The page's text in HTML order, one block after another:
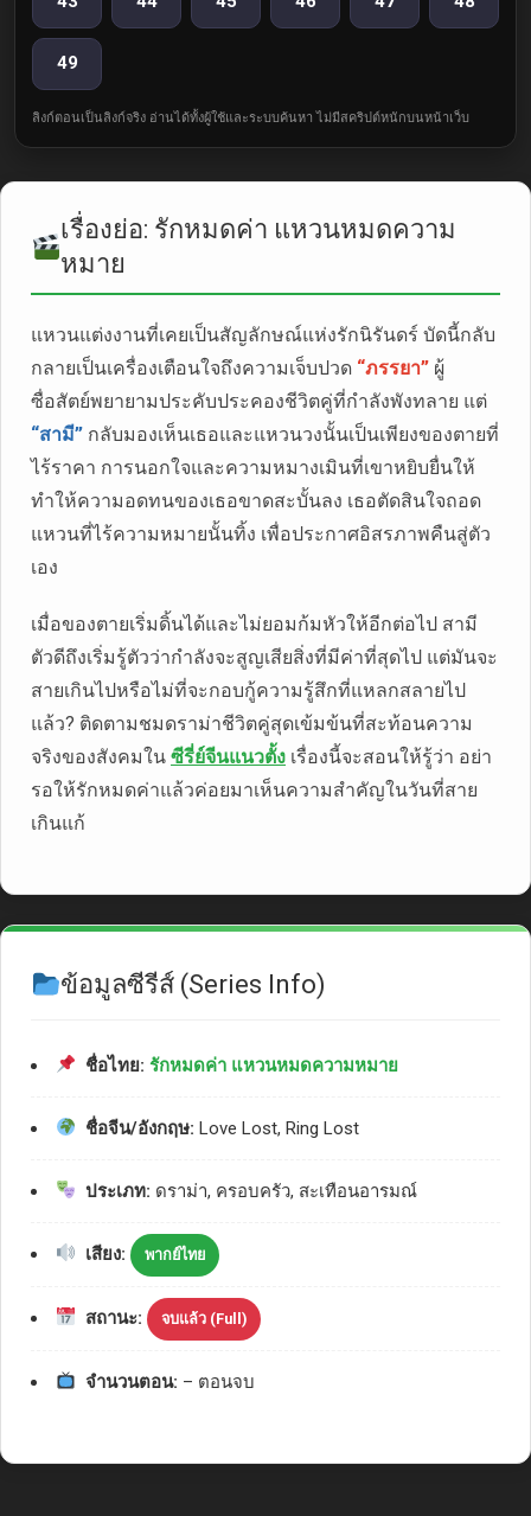
49
ลิงก์ตอนเป็นลิงก์จริง อ่านได้ทั้งผู้ใช้และระบบค้นหา ไม่มีสคริปต์หนักบนหน้าเว็บ
เรื่องย่อ: รักหมดค่า แหวนหมดความ
หมาย
แหวนแต่งงานที่เคยเป็นสัญลักษณ์แห่งรักนิรันดร์ บัดนี้กลับ
กลายเป็นเครื่องเตือนใจถึงความเจ็บปวด “ภรรยา” ผู้
ซื่อสัตย์พยายามประคับประคองชีวิตคู่ที่กำลังพังทลาย แต่
“สามี” กลับมองเห็นเธอและแหวนวงนั้นเป็นเพียงของตายที่
ไร้ราคา การนอกใจและความหมางเมินที่เขาหยิบยื่นให้
ทำให้ความอดทนของเธอขาดสะบั้นลง เธอตัดสินใจถอด
แหวนที่ไร้ความหมายนั้นทิ้ง เพื่อประกาศอิสรภาพคืนสู่ตัว
เอง
เมื่อของตายเริ่มดิ้นได้และไม่ยอมก้มหัวให้อีกต่อไป สามี
ตัวดีถึงเริ่มรู้ตัวว่ากำลังจะสูญเสียสิ่งที่มีค่าที่สุดไป แต่มันจะ
สายเกินไปหรือไม่ที่จะกอบกู้ความรู้สึกที่แหลกสลายไป
แล้ว? ติดตามชมดราม่าชีวิตคู่สุดเข้มข้นที่สะท้อนความ
จริงของสังคมใน ซีรี่ย์จีนแนวตั้ง เรื่องนี้จะสอนให้รู้ว่า อย่า
รอให้รักหมดค่าแล้วค่อยมาเห็นความสำคัญในวันที่สาย
เกินแก้
ข้อมูลซีรีส์ (Series Info)
ชื่อไทย: รักหมดค่า แหวนหมดความหมาย
ชื่อจีน/อังกฤษ: Love Lost, Ring Lost
ประเภท: ดราม่า, ครอบครัว, สะเทือนอารมณ์
เสียง: พากย์ไทย
สถานะ: จบแล้ว (Full)
จำนวนตอน: – ตอนจบ